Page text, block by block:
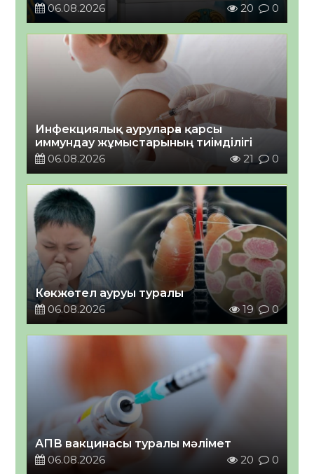
06.08.2026 20 0
Инфекциялық ауруларға қарсы
иммундау жұмыстарының тиімділігі
06.08.2026
21 0
Көкжөтел ауруы туралы
06.08.2026
19 0
АПВ вакцинасы туралы мәлімет
06.08.2026
20 0